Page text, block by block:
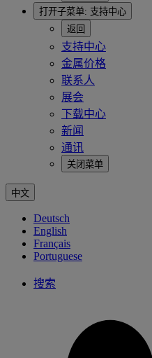
打开子菜单: 支持中心
返回
支持中心
金属价格
联系人
展会
下载中心
新闻
通讯
关闭菜单
中文
Deutsch
English
Français
Portuguese
搜索